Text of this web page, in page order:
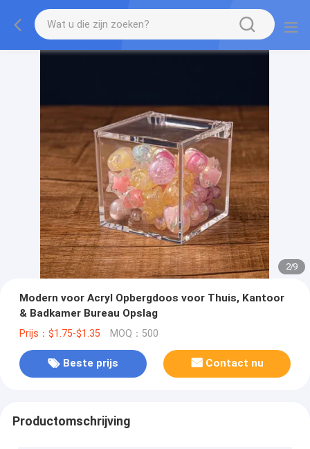
2/9
Modern voor Acryl Opbergdoos voor Thuis, Kantoor
& Badkamer Bureau Opslag
Prijs：$1.75-$1.35 MOQ：500
Beste prijs Contact nu
Productomschrijving